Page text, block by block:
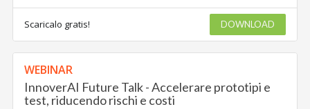
Scaricalo gratis! DOWNLOAD
WEBINAR
InnoverAI Future Talk - Accelerare prototipi e
test, riducendo rischi e costi